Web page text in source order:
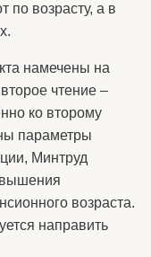
по возрасту, а в
намечены на
чтение –
ко второму
параметры
Минтруд
возраста.
направить